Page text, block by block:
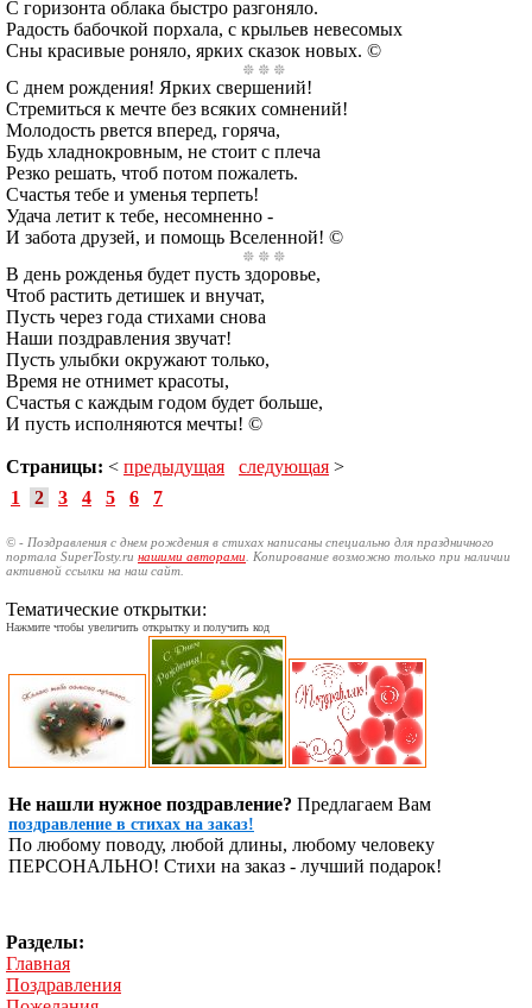
С горизонта облака быстро разгоняло.
Радость бабочкой порхала, с крыльев невесомых
Сны красивые роняло, ярких сказок новых. ©
С днем рождения! Ярких свершений!
Стремиться к мечте без всяких сомнений!
Молодость рвется вперед, горяча,
Будь хладнокровным, не стоит с плеча
Резко решать, чтоб потом пожалеть.
Счастья тебе и уменья терпеть!
Удача летит к тебе, несомненно -
И забота друзей, и помощь Вселенной! ©
В день рожденья будет пусть здоровье,
Чтоб растить детишек и внучат,
Пусть через года стихами снова
Наши поздравления звучат!
Пусть улыбки окружают только,
Время не отнимет красоты,
Счастья с каждым годом будет больше,
И пусть исполняются мечты! ©
Страницы: < предыдущая следующая >
1
2 3 4 5 6 7
© - Поздравления с днем рождения в стихах написаны специально для праздничного
портала SuperTosty.ru нашими авторами . Копирование возможно только при наличии
активной ссылки на наш сайт.
Тематические открытки:
Нажмите чтобы увеличить открытку и получить код
Не нашли нужное поздравление? Предлагаем Вам
поздравление в стихах на заказ!
По любому поводу, любой длины, любому человеку
ПЕРСОНАЛЬНО! Стихи на заказ - лучший подарок!
Разделы:
Главная
Поздравления